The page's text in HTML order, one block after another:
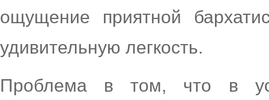
ощущение приятной
удивительную легкость.
Проблема в том, что в